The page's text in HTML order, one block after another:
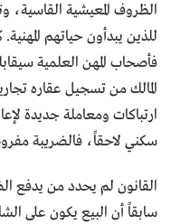
الظروف المعيشية
للذين يبدأون حياتهم
فأصحاب المهن العلمية
المالك من تسجيل عقاره
ارتباكات ومعاملة جديدة
سكني لاحقاً، فالضريبة
القانون لم يحدد من يدفع
سابقاً أن البيع يكون على